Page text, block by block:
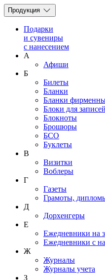
Продукция
Подарки
и сувениры
с нанесением
А
Афиши
Б
Билеты
Бланки
Бланки
Блоки для записей
Блокноты
Брошюры
БСО
Буклеты
В
Визитки
Воблеры
Г
Газеты
Грамоты,
Д
Дорхенгеры
Е
Ежедневники на
Ежедневники с
Ж
Журналы
Журналы учета
З